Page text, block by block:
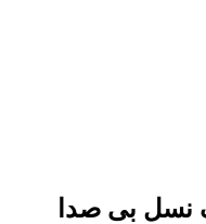
نسل بی صدا